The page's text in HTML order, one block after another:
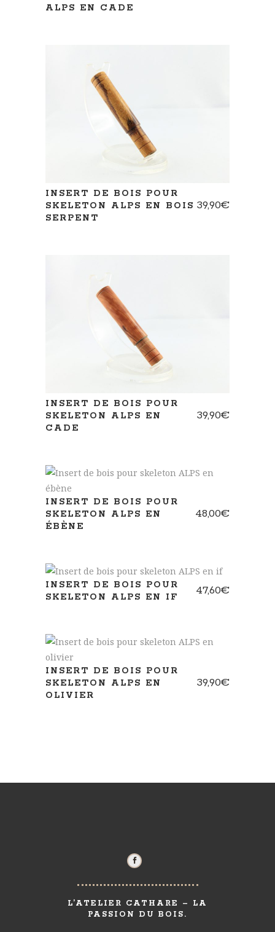
ALPS EN CADE
INSERT DE BOIS POUR
SKELETON ALPS EN BOIS
SERPENT
39,90€
INSERT DE BOIS POUR
SKELETON ALPS EN
CADE
39,90€
INSERT DE BOIS POUR
SKELETON ALPS EN
ÉBÈNE
48,00€
INSERT DE BOIS POUR
SKELETON ALPS EN IF
47,60€
INSERT DE BOIS POUR
SKELETON ALPS EN
OLIVIER
39,90€
L’ATELIER CATHARE – LA
PASSION DU BOIS.